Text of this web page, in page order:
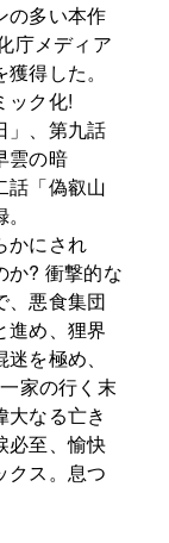
の多い本作
庁メディア
得した。
ック化!
」、第九話
雲の暗
話「偽叡山
かにされ
か? 衝撃的な
悪食集団
進め、狸界
を極め、
家の行く末
なる亡き
必至、愉快
クス。息つ